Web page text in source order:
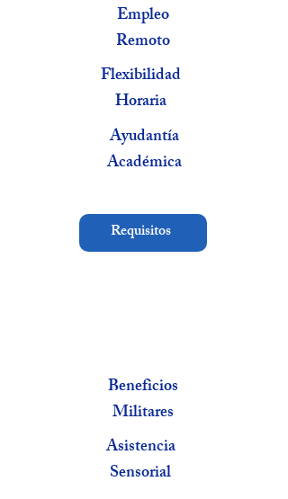
Empleo
Remoto
Flexibilidad
Horaria
Ayudantía
Académica
Requisitos
Beneficios
Militares
Asistencia
Sensorial